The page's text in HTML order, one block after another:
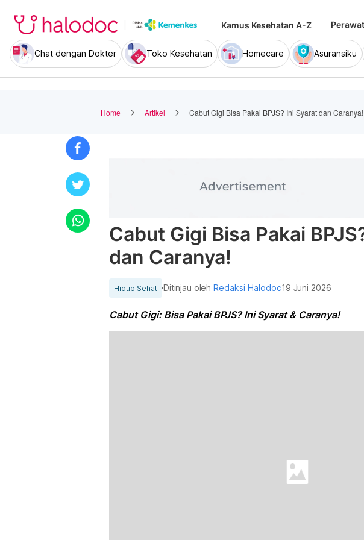
Kamus Kesehatan A-Z
Chat dengan Dokter Toko Kesehatan Homecare Asuransiku
Home Artikel Cabut Gigi Bisa Pakai BPJS? Ini Syarat dan Caranya!
Cabut Gigi Bisa Pakai
dan Caranya!
Hidup Sehat Ditinjau olehRedaksi Halodoc19 Juni 2026
Cabut Gigi: Bisa Pakai BPJS? Ini Syarat & Caranya!